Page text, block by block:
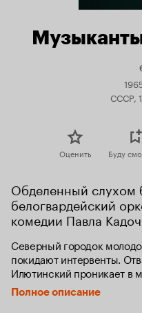
СССР,
Оценить Буду
Обделенный слухом
белогвардейский
комедии Павла
Северный городок
покидают интервенты.
Илютинский проникает в
организованную для
армии и поднятия духа
Полное описание